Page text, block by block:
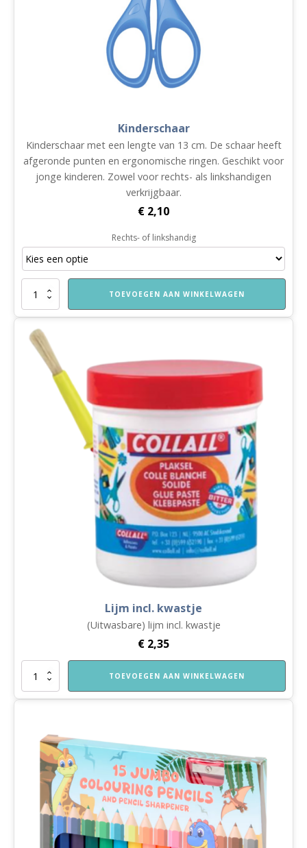
Kinderschaar
Kinderschaar met een lengte van 13 cm. De schaar heeft
afgeronde punten en ergonomische ringen. Geschikt voor
jonge kinderen. Zowel voor rechts- als linkshandigen
verkrijgbaar.
€ 2,10
Rechts- of linkshandig
Kinderschaar
TOEVOEGEN AAN WINKELWAGEN
Lijm incl. kwastje
(Uitwasbare) lijm incl. kwastje
€ 2,35
Lijm
kwastje
TOEVOEGEN AAN WINKELWAGEN